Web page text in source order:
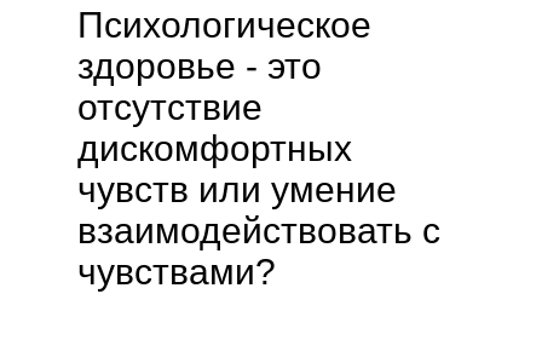
Психологическое
здоровье - это
отсутствие
дискомфортных
чувств или умение
взаимодействовать с
чувствами?